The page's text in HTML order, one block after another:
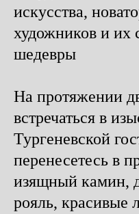
искусства,
художников и их
шедевры
На протяжении
встречаться в
Тургеневской
перенесетесь в
изящный камин,
рояль, красивые